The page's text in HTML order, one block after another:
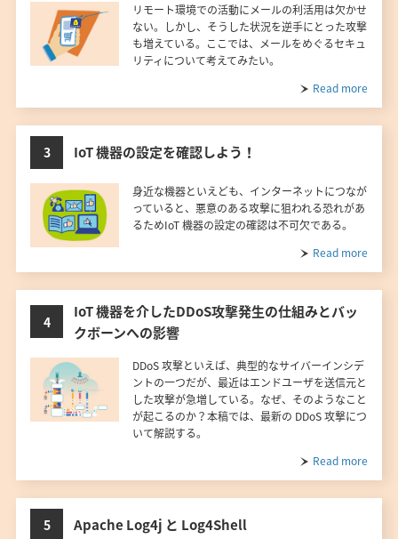
リモート環境での活動にメールの利活用は欠かせ
ない。しかし、そうした状況を逆手にとった攻撃
も増えている。ここでは、メールをめぐるセキュ
リティについて考えてみたい。
Read more
3 IoT 機器の設定を確認しよう！
身近な機器といえども、インターネットにつなが
っていると、悪意のある攻撃に狙われる恐れがあ
るためIoT 機器の設定の確認は不可欠である。
Read more
4
IoT 機器を介したDDoS攻撃発生の仕組みとバッ
クボーンへの影響
DDoS 攻撃といえば、典型的なサイバーインシデ
ントの一つだが、最近はエンドユーザを送信元と
した攻撃が急増している。なぜ、そのようなこと
が起こるのか？本稿では、最新の DDoS 攻撃につ
いて解説する。
Read more
5 Apache Log4j と Log4Shell